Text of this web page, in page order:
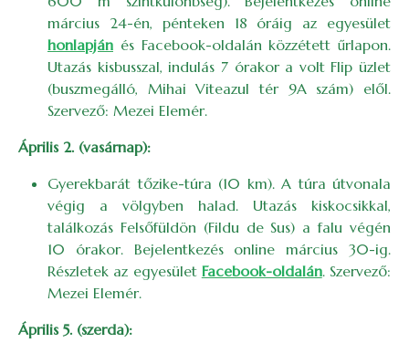
március 24-én, pénteken 18 óráig az egyesület
honlapján és Facebook-oldalán közzétett űrlapon.
Utazás kisbusszal, indulás 7 órakor a volt Flip üzlet
(buszmegálló, Mihai Viteazul tér 9A szám) elől.
Szervező: Mezei Elemér.
Április 2. (vasárnap):
Gyerekbarát tőzike-túra (10 km). A túra útvonala
végig a völgyben halad. Utazás kiskocsikkal,
találkozás Felsőfüldön (Fildu de Sus) a falu végén
10 órakor. Bejelentkezés online március 30-ig.
Részletek az egyesület Facebook-oldalán. Szervező:
Mezei Elemér.
Április 5. (szerda):